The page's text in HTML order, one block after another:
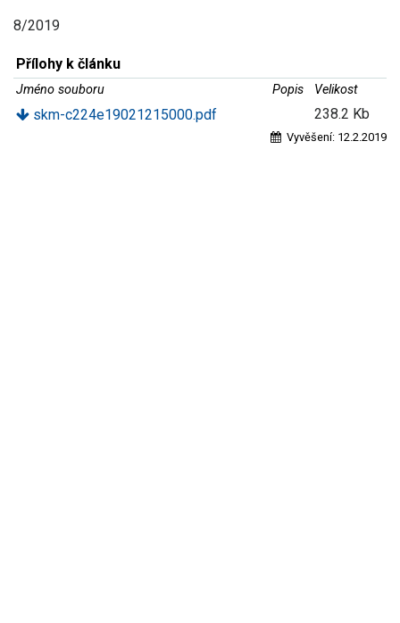
8/2019
Přílohy k článku
Jméno souboru Popis Velikost
skm-c224e19021215000.pdf 238.2 Kb
Vyvěšení: 12.2.2019